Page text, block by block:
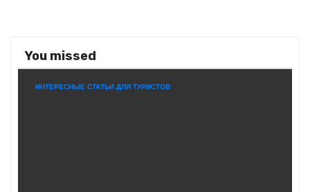
You missed
ИНТЕРЕСНЫЕ СТАТЬИ ДЛЯ ТУРИСТОВ